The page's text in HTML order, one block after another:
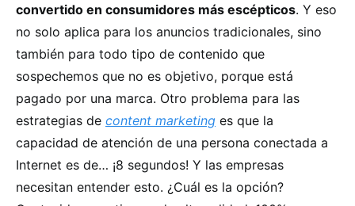
convertido en consumidores más escépticos. Y eso
no solo aplica para los anuncios tradicionales, sino
también para todo tipo de contenido que
sospechemos que no es objetivo, porque está
pagado por una marca. Otro problema para las
estrategias de content marketing es que la
capacidad de atención de una persona conectada a
Internet es de… ¡8 segundos! Y las empresas
necesitan entender esto. ¿Cuál es la opción?